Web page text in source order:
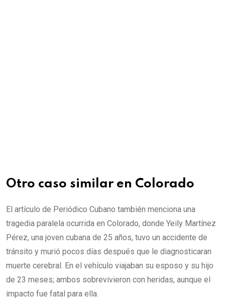
Otro caso similar en Colorado
El artículo de Periódico Cubano también menciona una
tragedia paralela ocurrida en Colorado, donde Yeily Martínez
Pérez, una joven cubana de 25 años, tuvo un accidente de
tránsito y murió pocos días después que le diagnosticaran
muerte cerebral. En el vehículo viajaban su esposo y su hijo
de 23 meses; ambos sobrevivieron con heridas, aunque el
impacto fue fatal para ella.